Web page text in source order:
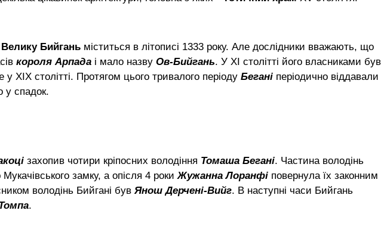
Велику Бийгань міститься в літописі 1333 року. Але дослідники вважають, що
короля Арпада і мало назву Ов-Бийгань. У ХІ столітті його власниками був
ХІХ столітті. Протягом цього тривалого періоду Бегані періодично віддавали
у спадок.
захопив чотири кріпосних володіння Томаша Бегані. Частина володінь
замку, а опісля 4 роки Жужанна Лоранфі повернула їх законним
володінь Бийгані був Янош Дерчені-Вийг. В наступні часи Бийгань
.